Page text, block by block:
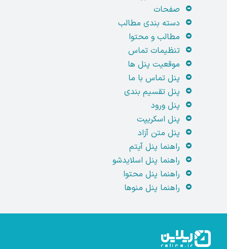
صفحات
دسته بندی مطالب
مطالب و محتوا
تنظیمات تماس
موقعیت پنل ها
پنل تماس با ما
پنل تقسیم بندی
پنل ورود
پنل اسکریپت
پنل متن آزاد
راهنما پنل آیتم
راهنما پنل اسلایدشو
راهنما پنل محتوا
راهنما پنل منوها